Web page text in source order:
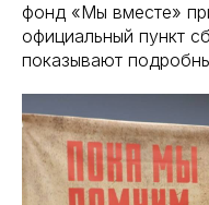
фонд «Мы вместе»
официальный пункт
показывают